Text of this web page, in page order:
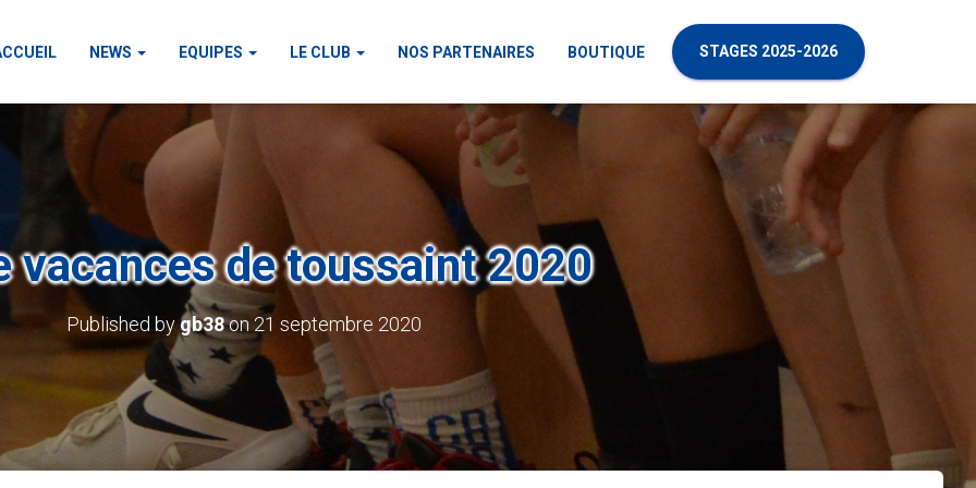
NEWS EQUIPES LE CLUB NOS PARTENAIRES BOUTIQUE STAGES 2025-2026
vacances de toussaint 2020
Published bygb38on 21 septembre 2020